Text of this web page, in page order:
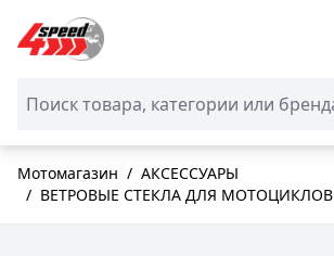
Skip to Content
Мотомагазин / АКСЕССУАРЫ
/ ВЕТРОВЫЕ СТЕКЛА ДЛЯ МОТОЦИКЛОВ